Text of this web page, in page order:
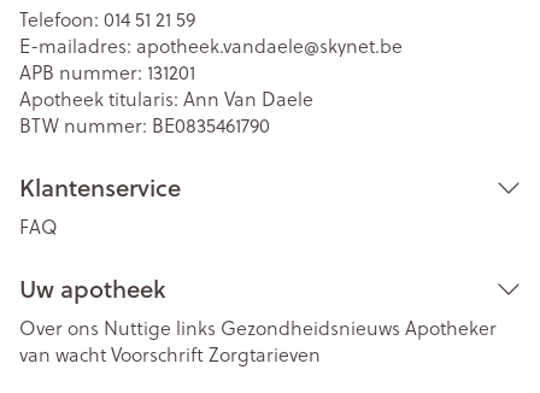
Telefoon: 014 51 21 59
E-mailadres: apotheek.vandaele@skynet.be
APB nummer: 131201
Apotheek titularis: Ann Van Daele
BTW nummer: BE0835461790
Klantenservice
FAQ
Uw apotheek
Over ons Nuttige links Gezondheidsnieuws Apotheker
van wachtVoorschriftZorgtarieven